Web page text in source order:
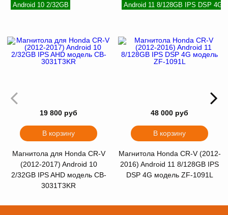
Android 10 2/32GB
19 800 руб
В корзину
Магнитола для Honda CR-V
(2012-2017) Android 10
2/32GB IPS AHD модель CB-
3031T3KR
Android 11 8/128GB IPS DSP 4G
48 000 руб
В корзину
Магнитола Honda CR-V (2012-
2016) Android 11 8/128GB IPS
DSP 4G модель ZF-1091L